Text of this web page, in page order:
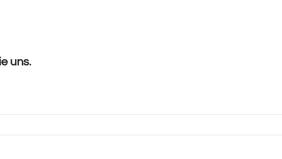
uns.